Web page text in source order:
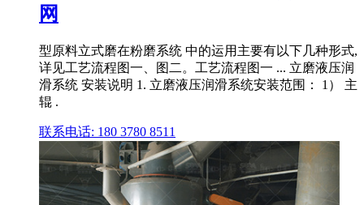
网
型原料立式磨在粉磨系统 中的运用主要有以下几种形式,
详见工艺流程图一、图二。工艺流程图一 ... 立磨液压润
滑系统 安装说明 1. 立磨液压润滑系统安装范围： 1） 主
辊 .
联系电话: 180 3780 8511